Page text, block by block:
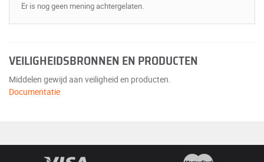
Er is nog geen mening achtergelaten.
VEILIGHEIDSBRONNEN EN PRODUCTEN
Middelen gewijd aan veiligheid en producten.
Documentatie